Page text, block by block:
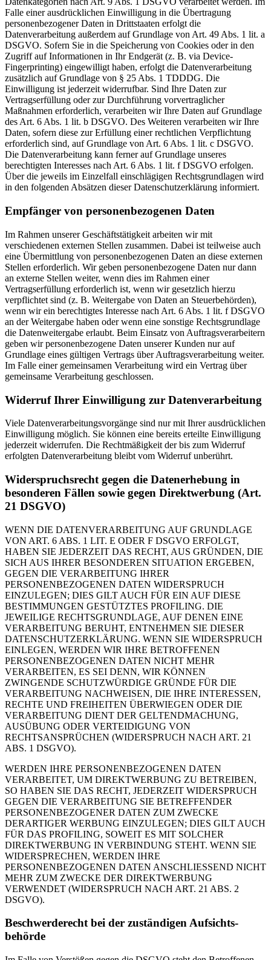
Falle einer ausdrücklichen Einwilligung in die Übertragung
personenbezogener Daten in Drittstaaten erfolgt die
Datenverarbeitung außerdem auf Grundlage von Art. 49 Abs. 1 lit. a
DSGVO. Sofern Sie in die Speicherung von Cookies oder in den
Zugriff auf Informationen in Ihr Endgerät (z. B. via Device-
Fingerprinting) eingewilligt haben, erfolgt die Datenverarbeitung
zusätzlich auf Grundlage von § 25 Abs. 1 TDDDG. Die
Einwilligung ist jederzeit widerrufbar. Sind Ihre Daten zur
Vertragserfüllung oder zur Durchführung vorvertraglicher
Maßnahmen erforderlich, verarbeiten wir Ihre Daten auf Grundlage
des Art. 6 Abs. 1 lit. b DSGVO. Des Weiteren verarbeiten wir Ihre
Daten, sofern diese zur Erfüllung einer rechtlichen Verpflichtung
erforderlich sind, auf Grundlage von Art. 6 Abs. 1 lit. c DSGVO.
Die Datenverarbeitung kann ferner auf Grundlage unseres
berechtigten Interesses nach Art. 6 Abs. 1 lit. f DSGVO erfolgen.
Über die jeweils im Einzelfall einschlägigen Rechtsgrundlagen wird
in den folgenden Absätzen dieser Datenschutzerklärung informiert.
Empfänger von personenbezogenen Daten
Im Rahmen unserer Geschäftstätigkeit arbeiten wir mit
verschiedenen externen Stellen zusammen. Dabei ist teilweise auch
eine Übermittlung von personenbezogenen Daten an diese externen
Stellen erforderlich. Wir geben personenbezogene Daten nur dann
an externe Stellen weiter, wenn dies im Rahmen einer
Vertragserfüllung erforderlich ist, wenn wir gesetzlich hierzu
verpflichtet sind (z. B. Weitergabe von Daten an Steuerbehörden),
wenn wir ein berechtigtes Interesse nach Art. 6 Abs. 1 lit. f DSGVO
an der Weitergabe haben oder wenn eine sonstige Rechtsgrundlage
die Datenweitergabe erlaubt. Beim Einsatz von Auftragsverarbeitern
geben wir personenbezogene Daten unserer Kunden nur auf
Grundlage eines gültigen Vertrags über Auftragsverarbeitung weiter.
Im Falle einer gemeinsamen Verarbeitung wird ein Vertrag über
gemeinsame Verarbeitung geschlossen.
Widerruf Ihrer Einwilligung zur Datenverarbeitung
Viele Datenverarbeitungsvorgänge sind nur mit Ihrer ausdrücklichen
Einwilligung möglich. Sie können eine bereits erteilte Einwilligung
jederzeit widerrufen. Die Rechtmäßigkeit der bis zum Widerruf
erfolgten Datenverarbeitung bleibt vom Widerruf unberührt.
Widerspruchsrecht gegen die Datenerhebung in
besonderen Fällen sowie gegen Direktwerbung (Art.
21 DSGVO)
WENN DIE DATENVERARBEITUNG AUF GRUNDLAGE
VON ART. 6 ABS. 1 LIT. E ODER F DSGVO ERFOLGT,
HABEN SIE JEDERZEIT DAS RECHT, AUS GRÜNDEN, DIE
SICH AUS IHRER BESONDEREN SITUATION ERGEBEN,
GEGEN DIE VERARBEITUNG IHRER
PERSONENBEZOGENEN DATEN WIDERSPRUCH
EINZULEGEN; DIES GILT AUCH FÜR EIN AUF DIESE
BESTIMMUNGEN GESTÜTZTES PROFILING. DIE
JEWEILIGE RECHTSGRUNDLAGE, AUF DENEN EINE
VERARBEITUNG BERUHT, ENTNEHMEN SIE DIESER
DATENSCHUTZERKLÄRUNG. WENN SIE WIDERSPRUCH
EINLEGEN, WERDEN WIR IHRE BETROFFENEN
PERSONENBEZOGENEN DATEN NICHT MEHR
VERARBEITEN, ES SEI DENN, WIR KÖNNEN
ZWINGENDE SCHUTZWÜRDIGE GRÜNDE FÜR DIE
VERARBEITUNG NACHWEISEN, DIE IHRE INTERESSEN,
RECHTE UND FREIHEITEN ÜBERWIEGEN ODER DIE
VERARBEITUNG DIENT DER GELTENDMACHUNG,
AUSÜBUNG ODER VERTEIDIGUNG VON
RECHTSANSPRÜCHEN (WIDERSPRUCH NACH ART. 21
ABS. 1 DSGVO).
WERDEN IHRE PERSONENBEZOGENEN DATEN
VERARBEITET, UM DIREKTWERBUNG ZU BETREIBEN,
SO HABEN SIE DAS RECHT, JEDERZEIT WIDERSPRUCH
GEGEN DIE VERARBEITUNG SIE BETREFFENDER
PERSONENBEZOGENER DATEN ZUM ZWECKE
DERARTIGER WERBUNG EINZULEGEN; DIES GILT AUCH
FÜR DAS PROFILING, SOWEIT ES MIT SOLCHER
DIREKTWERBUNG IN VERBINDUNG STEHT. WENN SIE
WIDERSPRECHEN, WERDEN IHRE
PERSONENBEZOGENEN DATEN ANSCHLIESSEND NICHT
MEHR ZUM ZWECKE DER DIREKTWERBUNG
VERWENDET (WIDERSPRUCH NACH ART. 21 ABS. 2
DSGVO).
Beschwerde­recht bei der zuständigen Aufsichts­
behörde